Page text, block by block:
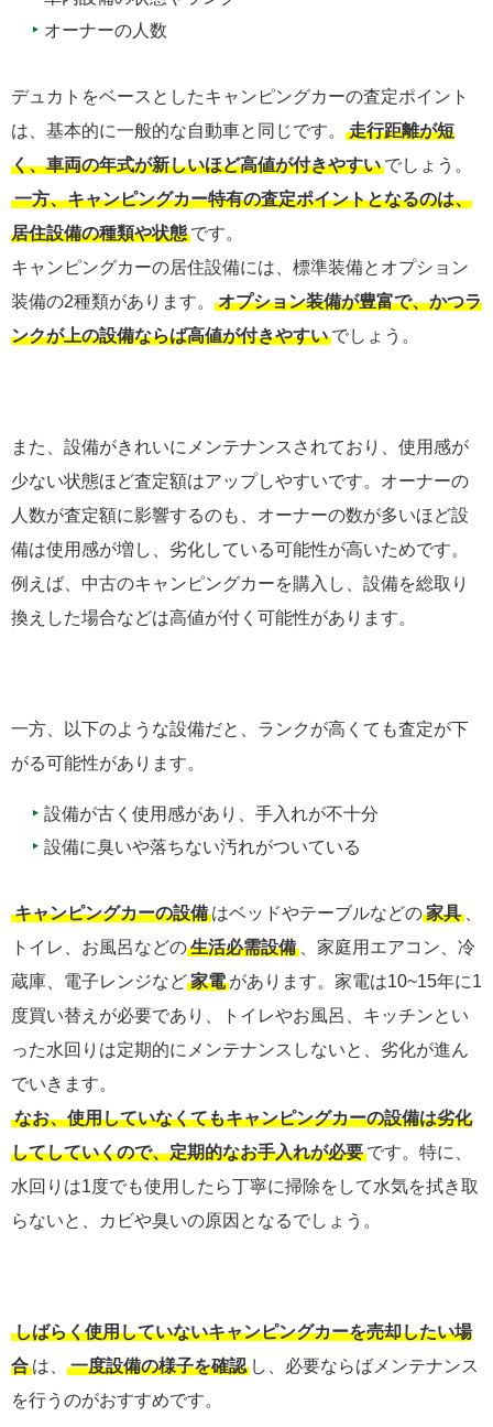
オーナーの人数
デュカトをベースとしたキャンピングカーの査定ポイント
は、基本的に一般的な自動車と同じです。
走行距離が短
く、車両の年式が新しいほど高値が付きやすい でしょう。
一方、キャンピングカー特有の査定ポイントとなるのは、
居住設備の種類や状態 です。
キャンピングカーの居住設備には、標準装備とオプション
装備の2種類があります。
オプション装備が豊富で、かつラ
ンクが上の設備ならば高値が付きやすい でしょう。
また、設備がきれいにメンテナンスされており、使用感が
少ない状態ほど査定額はアップしやすいです。オーナーの
人数が査定額に影響するのも、オーナーの数が多いほど設
備は使用感が増し、劣化している可能性が高いためです。
例えば、中古のキャンピングカーを購入し、設備を総取り
換えした場合などは高値が付く可能性があります。
一方、以下のような設備だと、ランクが高くても査定が下
がる可能性があります。
設備が古く使用感があり、手入れが不十分
設備に臭いや落ちない汚れがついている
キャンピングカーの設備 はベッドやテーブルなどの家具
トイレ、お風呂などの生活必需設備
、家庭用エアコン、冷
蔵庫、電子レンジなど家電 があります。家電は10~15年に1
度買い替えが必要であり、トイレやお風呂、キッチンとい
った水回りは定期的にメンテナンスしないと、劣化が進ん
でいきます。
なお、使用していなくてもキャンピングカーの設備は劣化
してしていくので、定期的なお手入れが必要 です。特に、
水回りは1度でも使用したら丁寧に掃除をして水気を拭き取
らないと、カビや臭いの原因となるでしょう。
しばらく使用していないキャンピングカーを売却したい場
合 は、 一度設備の様子を確認 し、必要ならばメンテナンス
を行うのがおすすめです。